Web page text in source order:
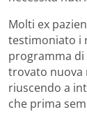
Molti ex
testimoniato i
programma
trovato nuova
riuscendo a
che prima